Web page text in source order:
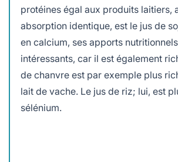
protéines égal aux produits laitiers,
absorption identique, est le jus de
en calcium, ses apports
intéressants, car il est également
de chanvre est par exemple plus
lait de vache. Le jus de riz; lui, est
sélénium.